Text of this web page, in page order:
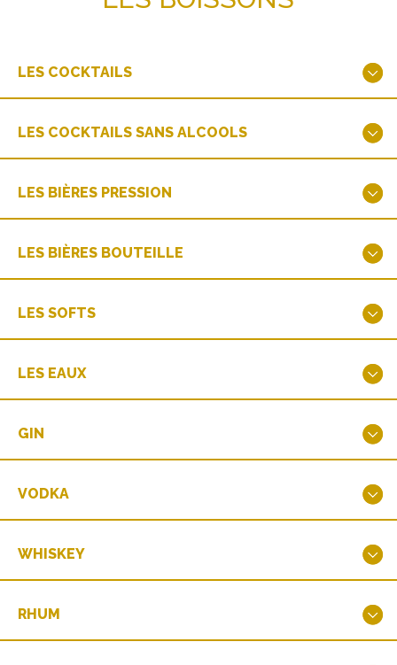
LES COCKTAILS
LES COCKTAILS SANS ALCOOLS
LES BIÈRES PRESSION
LES BIÈRES BOUTEILLE
LES SOFTS
LES EAUX
GIN
VODKA
WHISKEY
RHUM